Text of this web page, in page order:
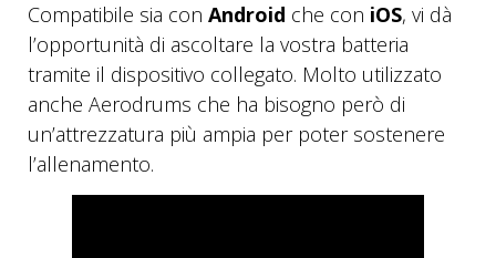
Compatibile sia con Android che con iOS, vi dà
l’opportunità di ascoltare la vostra batteria
tramite il dispositivo collegato. Molto utilizzato
anche Aerodrums che ha bisogno però di
un’attrezzatura più ampia per poter sostenere
l’allenamento.